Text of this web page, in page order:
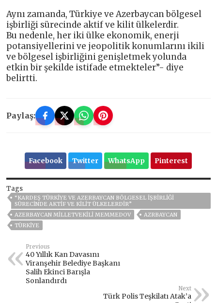
Aynı zamanda, Türkiye ve Azerbaycan bölgesel
işbirliği sürecinde aktif ve kilit ülkelerdir.
Bu nedenle, her iki ülke ekonomik, enerji
potansiyellerini ve jeopolitik konumlarını ikili
ve bölgesel işbirliğini genişletmek yolunda
etkin bir şekilde istifade etmekteler”- diye
belirtti.
Paylaş:
Facebook Twitter WhatsApp Pinterest
Tags
“KARDEŞ TÜRKIYE VE AZERBAYCAN BÖLGESEL IŞBIRLIĞI
SÜRECINDE AKTIF VE KILIT ÜLKELERDIR”
AZERBAYCAN MİLLETVEKİLİ MEMMEDOV
AZRBAYCAN
TÜRKİYE
Previous
40 Yıllık Kan Davasını
Viranşehir Belediye Başkanı
Salih Ekinci Barışla
Sonlandırdı
Next
Türk Polis Teşkilatı Atak’a